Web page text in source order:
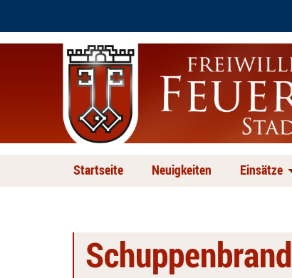
Startseite Neuigkeiten Einsätze
Schuppenbrand